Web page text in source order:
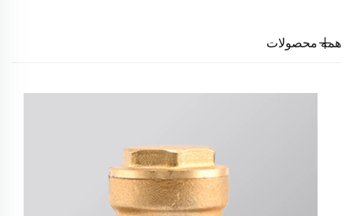
همه محصولات